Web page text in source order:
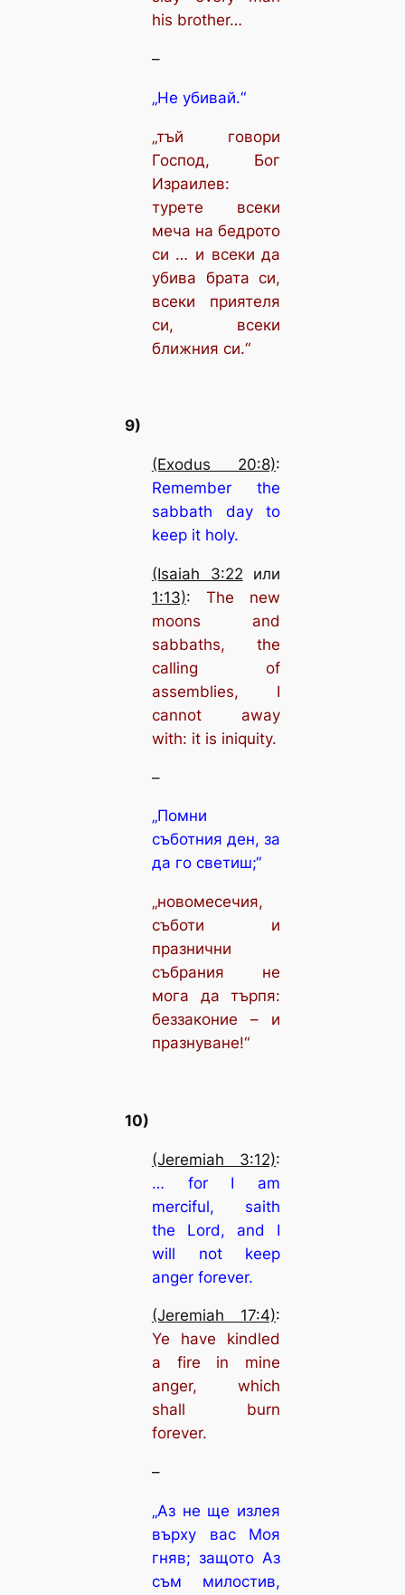
his brother…
–
„Не убивай.“
„тъй говори
Господ, Бог
Израилев:
турете всеки
меча на бедрото
си … и всеки да
убива брата си,
всеки приятеля
си, всеки
ближния си.“
9)
(Exodus 20:8):
Remember the
sabbath day to
keep it holy.
(Isaiah 3:22 или
1:13): The new
moons and
sabbaths, the
calling of
assemblies, I
cannot away
with: it is iniquity.
–
„Помни
съботния ден, за
да го светиш;“
„новомесечия,
съботи и
празнични
събрания не
мога да търпя:
беззаконие – и
празнуване!“
10)
(Jeremiah 3:12):
… for I am
merciful, saith
the Lord, and I
will not keep
anger forever.
(Jeremiah 17:4):
Ye have kindled
a fire in mine
anger, which
shall burn
forever.
–
„Аз не ще излея
върху вас Моя
гняв; защото Аз
съм милостив,